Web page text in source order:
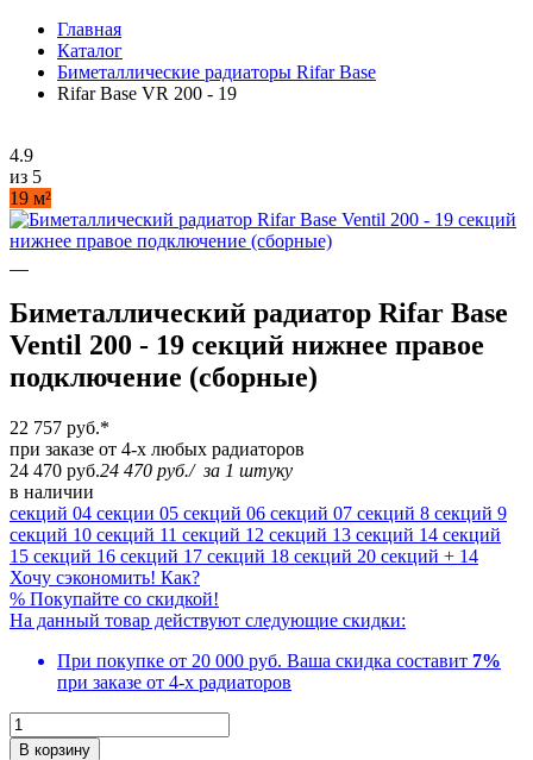
Главная
Каталог
Биметаллические радиаторы Rifar Base
Rifar Base VR 200 - 19
4.9
из 5
19 м²
Биметаллический радиатор Rifar Base
Ventil 200 - 19 секций нижнее правое
подключение (сборные)
22 757 руб.*
при заказе от 4-х любых радиаторов
24 470 руб.24 470 руб./за 1 штуку
в наличии
секций 04 секции 05 секций 06 секций 07 секций 8 секций 9
секций 10 секций 11 секций 12 секций 13 секций 14 секций
15 секций 16 секций 17 секций 18 секций 20 секций + 14
Хочу сэкономить! Как?
% Покупайте со скидкой!
На данный товар действуют следующие скидки:
При покупке от 20 000 руб. Ваша скидка составит 7%
при заказе от 4-х радиаторов
В корзину